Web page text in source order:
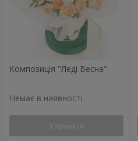
Композиція "Леді Весна"
Немає в наявності
Уточнити